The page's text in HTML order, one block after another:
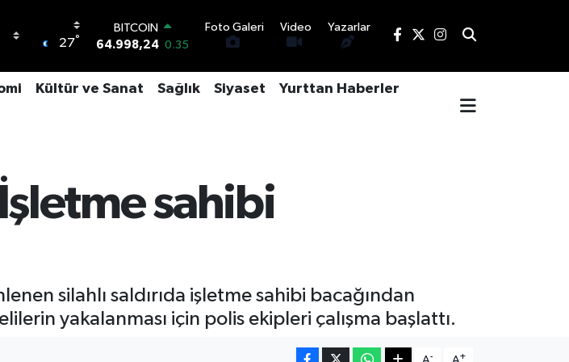
27°
BITCOIN
64.998,24 0.35
EURO
BİST100
13.779
-14
Foto Galeri Video Yazarlar
Kültür ve Sanat Sağlık Siyaset Yurttan Haberler
İşletme sahibi
silahlı saldırıda işletme sahibi bacağından
yakalanması için polis ekipleri çalışma başlattı.
- +